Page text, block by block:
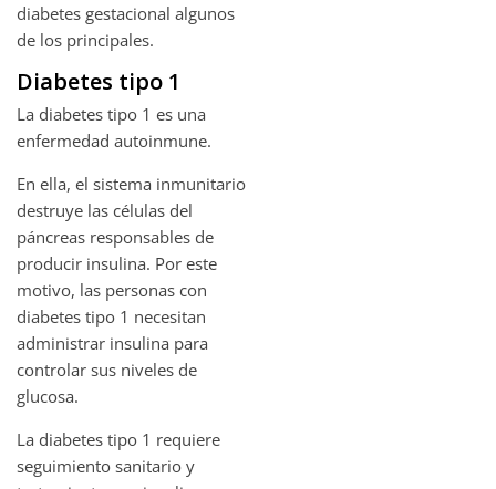
diabetes gestacional algunos
de los principales.
Diabetes tipo 1
La diabetes tipo 1 es una
enfermedad autoinmune.
En ella, el sistema inmunitario
destruye las células del
páncreas responsables de
producir insulina. Por este
motivo, las personas con
diabetes tipo 1 necesitan
administrar insulina para
controlar sus niveles de
glucosa.
La diabetes tipo 1 requiere
seguimiento sanitario y